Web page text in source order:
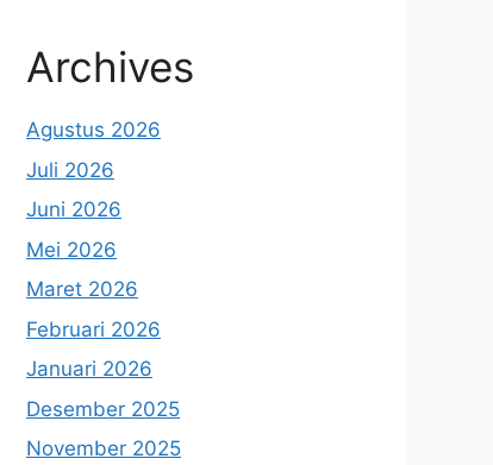
Archives
Agustus 2026
Juli 2026
Juni 2026
Mei 2026
Maret 2026
Februari 2026
Januari 2026
Desember 2025
November 2025